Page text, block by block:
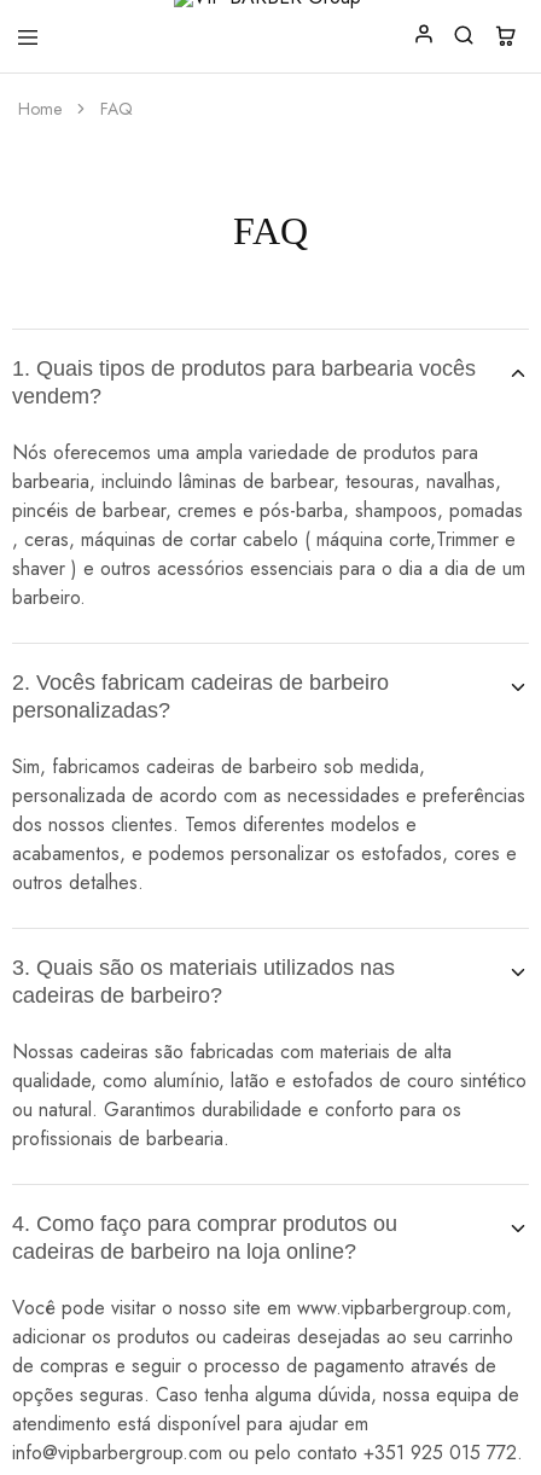
BARBER
para
Home FAQ
FAQ
1. Quais tipos de produtos para barbearia vocês
vendem?
Nós oferecemos uma ampla variedade de produtos para
barbearia, incluindo lâminas de barbear, tesouras, navalhas,
pincéis de barbear, cremes e pós-barba, shampoos, pomadas
, ceras, máquinas de cortar cabelo ( máquina corte,Trimmer e
shaver ) e outros acessórios essenciais para o dia a dia de um
barbeiro.
2. Vocês fabricam cadeiras de barbeiro
personalizadas?
Sim, fabricamos cadeiras de barbeiro sob medida,
personalizada de acordo com as necessidades e preferências
dos nossos clientes. Temos diferentes modelos e
acabamentos, e podemos personalizar os estofados, cores e
outros detalhes.
3. Quais são os materiais utilizados nas
cadeiras de barbeiro?
Nossas cadeiras são fabricadas com materiais de alta
qualidade, como alumínio, latão e estofados de couro sintético
ou natural. Garantimos durabilidade e conforto para os
profissionais de barbearia.
4. Como faço para comprar produtos ou
cadeiras de barbeiro na loja online?
Você pode visitar o nosso site em www.vipbarbergroup.com,
adicionar os produtos ou cadeiras desejadas ao seu carrinho
de compras e seguir o processo de pagamento através de
opções seguras. Caso tenha alguma dúvida, nossa equipa de
atendimento está disponível para ajudar em
info@vipbarbergroup.com ou pelo contato +351 925 015 772.